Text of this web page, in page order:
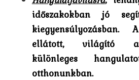
időszakokban jó
ellátott, világító
különleges
otthonunkban.